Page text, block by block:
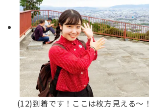
(12)到着です！ここは枚方見える〜！